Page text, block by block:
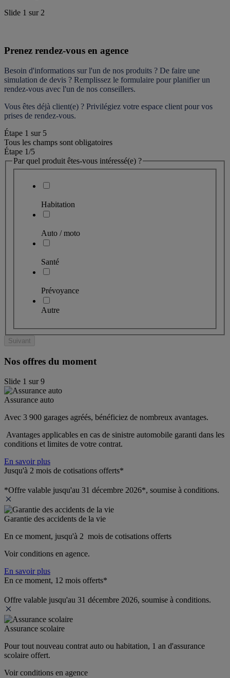
Slide 1 sur 2
Prenez rendez-vous en agence
Besoin d'informations sur l'un de nos produits ? De faire une
simulation de devis ? Remplissez le formulaire pour planifier un
rendez-vous avec l'un de nos conseillers.
Vous êtes déjà client(e) ? Privilégiez votre espace client pour vos
prises de rendez-vous.
Étape 1 sur 5
Tous les champs sont obligatoires
Étape 1/5
Par quel produit êtes-vous intéressé(e) ?
Habitation
Auto / moto
Santé
Prévoyance
Autre
Suivant
Nos offres du moment
Slide 1 sur9
Assurance auto
Avec 3 900 garages agréés, bénéficiez de nombreux avantages.
Avantages applicables en cas de sinistre automobile garanti dans les
conditions et limites de votre contrat.
En savoir plus
Jusqu'à 2 mois de cotisations offerts*
*Offre valable jusqu'au 31 décembre 2026*, soumise à conditions.
Garantie des accidents de la vie
En ce moment, jusqu'à 2  mois de cotisations offerts
Voir conditions en agence.
En savoir plus
En ce moment, 12 mois offerts*
Offre valable jusqu'au 31 décembre 2026, soumise à conditions.
Assurance scolaire
Pour tout nouveau contrat auto ou habitation, 1 an d'assurance
scolaire offert.
Voir conditions en agence